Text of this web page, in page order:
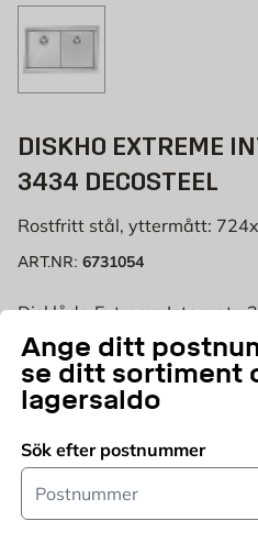
Ange ditt
se ditt sortiment
lagersaldo
Sök efter postnummer
Postnummer
DISKHO EXTREME
3434 DECOSTEEL
Rostfritt stål, yttermått:
ART.NR: 6731054
Disklåda Extreme Integrato
korgventil & vattenlås
Endast online
9 849